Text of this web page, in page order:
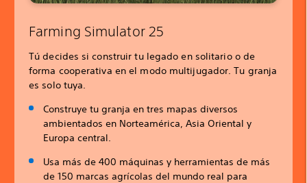
Farming Simulator 25
Tú decides si construir tu legado en solitario o de
forma cooperativa en el modo multijugador. Tu granja
es solo tuya.
Construye tu granja en tres mapas diversos
ambientados en Norteamérica, Asia Oriental y
Europa central.
Usa más de 400 máquinas y herramientas de más
de 150 marcas agrícolas del mundo real para